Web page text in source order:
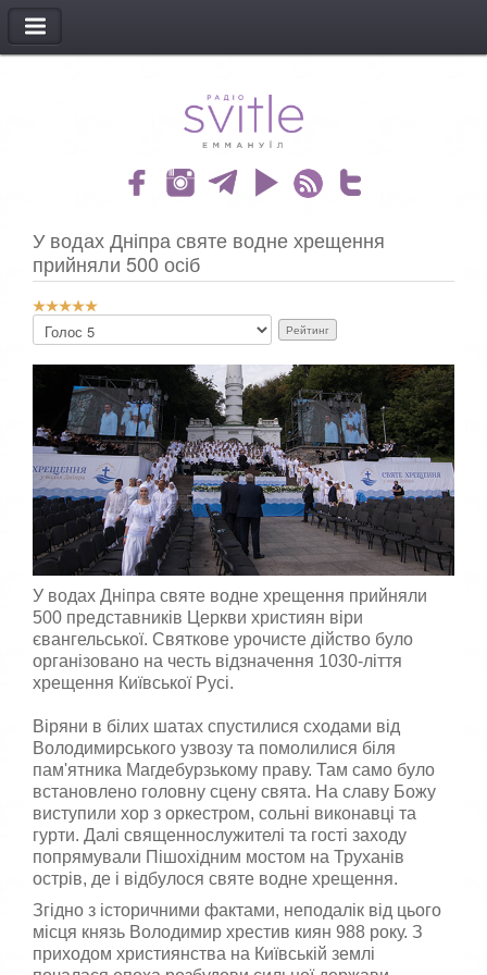
У водах Дніпра святе водне хрещення
прийняли 500 осіб
Р
й
т
г
к
о
р
и
т
у
в
а
ч
а
:
5
/
5
у
д
с
к
а
,
п
с
т
а
в
т
е
о
і
н
к
у
У водах Дніпра святе водне хрещення прийняли
500 представників Церкви християн віри
євангельської. Святкове урочисте дійство було
організовано на честь відзначення 1030-ліття
хрещення Київської Русі.
Віряни в білих шатах спустилися сходами від
Володимирського узвозу та помолилися біля
пам'ятника Магдебурзькому праву. Там само було
встановлено головну сцену свята. На славу Божу
виступили хор з оркестром, сольні виконавці та
гурти. Далі священнослужителі та гості заходу
попрямували Пішохідним мостом на Труханів
острів, де і відбулося святе водне хрещення.
Згідно з історичними фактами, неподалік від цього
місця князь Володимир хрестив киян 988 року. З
приходом християнства на Київській землі